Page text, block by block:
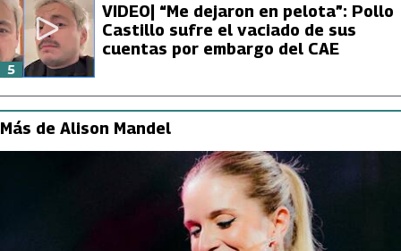
VIDEO| “Me dejaron en pelota”: Pollo
Castillo sufre el vaciado de sus
cuentas por embargo del CAE
5
Más de Alison Mandel